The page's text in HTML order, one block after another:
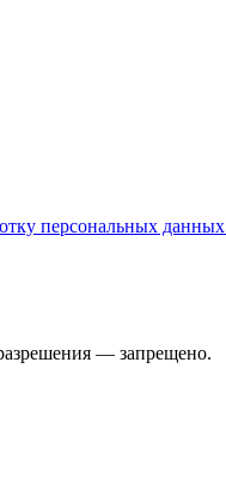
персональных данных
— запрещено.